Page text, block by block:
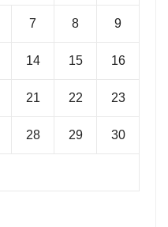
7 8 9
14 15 16
21 22 23
28 29 30